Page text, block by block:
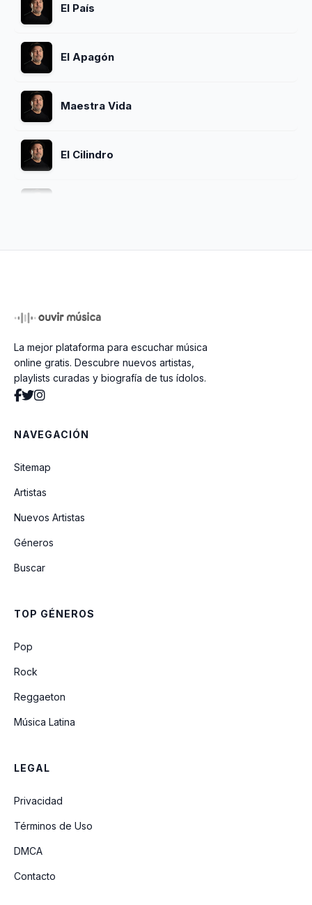
El País
El Apagón
Maestra Vida
El Cilindro
La Palabra Adios
Ciclo
La mejor plataforma para escuchar música
online gratis. Descubre nuevos artistas,
playlists curadas y biografía de tus ídolos.
NAVEGACIÓN
Sitemap
Artistas
Nuevos Artistas
Géneros
Buscar
TOP GÉNEROS
Pop
Rock
Reggaeton
Música Latina
LEGAL
Privacidad
Términos de Uso
DMCA
Contacto